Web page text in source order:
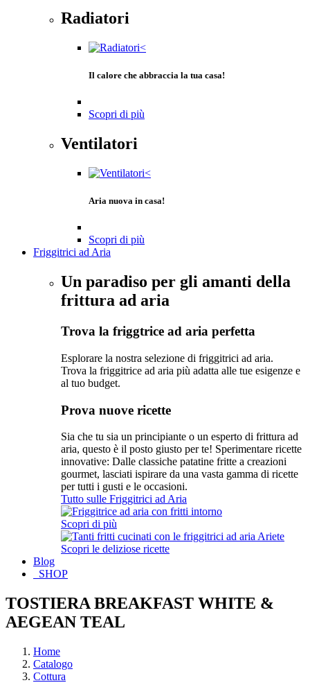
Radiatori
Il calore che abbraccia la tua casa!
Scopri di più
Ventilatori
Aria nuova in casa!
Scopri di più
Friggitrici ad Aria
Un paradiso per gli amanti della
frittura ad aria
Trova la friggtrice ad aria perfetta
Esplorare la nostra selezione di friggitrici ad aria.
Trova la friggitrice ad aria più adatta alle tue esigenze e
al tuo budget.
Prova nuove ricette
Sia che tu sia un principiante o un esperto di frittura ad
aria, questo è il posto giusto per te! Sperimentare ricette
innovative: Dalle classiche patatine fritte a creazioni
gourmet, lasciati ispirare da una vasta gamma di ricette
per tutti i gusti e le occasioni.
Tutto sulle Friggitrici ad Aria
Scopri di più
Scopri le deliziose ricette
Blog
SHOP
TOSTIERA BREAKFAST WHITE &
AEGEAN TEAL
Home
Catalogo
Cottura